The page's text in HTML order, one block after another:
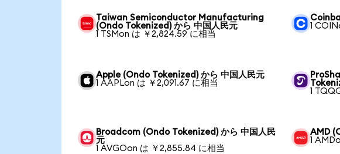
Taiwan Semiconductor Manufacturing
(Ondo Tokenized) から 中国人民元
1 TSMon は ￥2,824.59 に相当
1
Apple (Ondo Tokenized) から 中国人民元
1 AAPLon は ￥2,091.67 に相当
1
Broadcom (Ondo Tokenized) から 中国人民
元
1 AVGOon は ￥2,855.84 に相当
AMD
1